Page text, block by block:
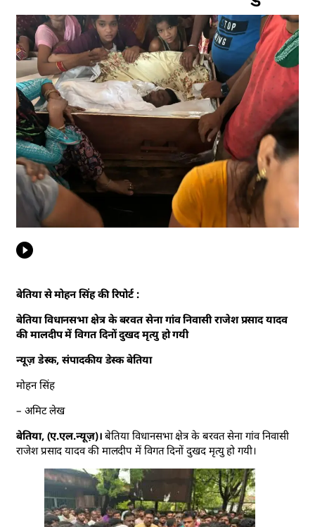
बेतिया से मोहन सिंह की रिपोर्ट :
बेतिया विधानसभा क्षेत्र के बरवत सेना गांव निवासी राजेश प्रसाद यादव
की मालदीप में विगत दिनों दुखद मृत्यु हो गयी
न्यूज़ डेस्क, संपादकीय डेस्क बेतिया
मोहन सिंह
– अमिट लेख
बेतिया, (ए.एल.न्यूज़)। बेतिया विधानसभा क्षेत्र के बरवत सेना गांव निवासी
राजेश प्रसाद यादव की मालदीप में विगत दिनों दुखद मृत्यु हो गयी।